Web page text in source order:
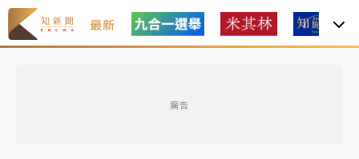
最新
廣告